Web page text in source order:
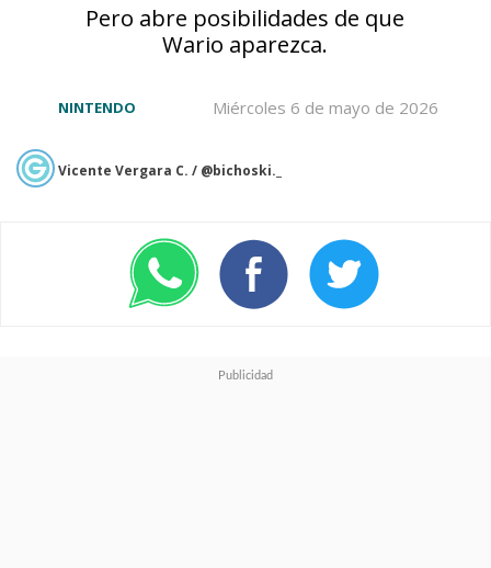
Pero abre posibilidades de que
Wario aparezca.
Miércoles 6 de mayo de 2026
NINTENDO
Vicente Vergara C. / @bichoski._